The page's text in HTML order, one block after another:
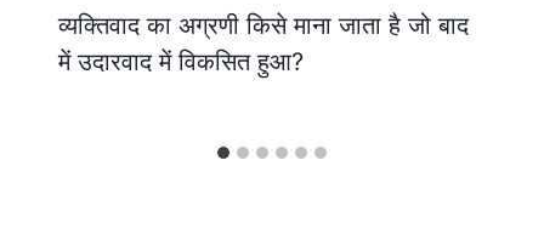
व्यक्तिवाद का अग्रणी किसे माना जाता है जो बाद
में उदारवाद में विकसित हुआ?